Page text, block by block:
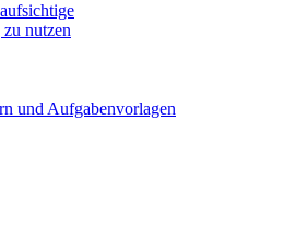
nutzen
und Aufgabenvorlagen